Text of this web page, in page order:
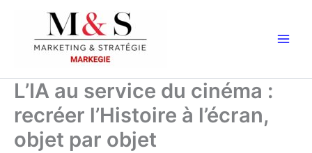
contenu
L’IA au service du cinéma :
recréer l’Histoire à l’écran,
objet par objet